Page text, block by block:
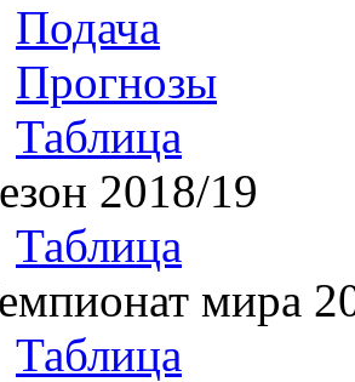
Подача
Прогнозы
Таблица
2018/19
Таблица
мира
Таблица